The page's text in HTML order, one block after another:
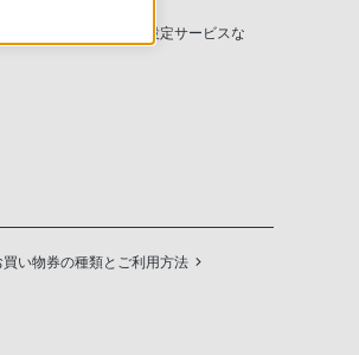
下取サービス、設置・設定サービスな
買い物券の種類とご利用方法